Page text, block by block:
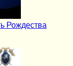
Рождества